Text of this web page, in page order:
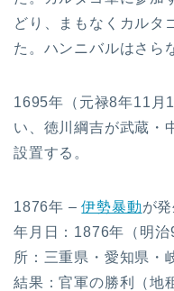
どり、まもなくカルタ
た。ハンニバルはさら
1695年（元禄8年11月
い、徳川綱吉が武蔵・
設置する。
1876年 –伊勢暴動が
年月日：1876年（明
所：三重県・愛知県・
結果：官軍の勝利（地